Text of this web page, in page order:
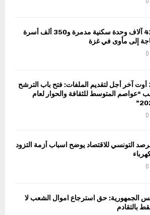
410 آلاف وحدة سكنية مدمرة و350 ألف أسرة
إلى مأوى في غزة
0
31 أوت آخر أجل لتقديم الملفات: فتح باب الترشح
“عواصم المتوسط للثقافة والحوار لعام
0
التونسي للاقتصاد يوضح اسباب أزمة التزود
0
الجمهورية: حق استرجاع اموال الشعب لا
بالتقادم